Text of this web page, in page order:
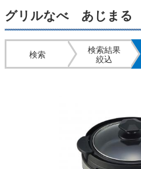
グリルなべ あじまる
検索
検索結果
絞込